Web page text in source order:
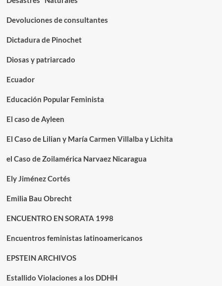
Devoluciones de consultantes
Dictadura de Pinochet
Diosas y patriarcado
Ecuador
Educación Popular Feminista
El caso de Ayleen
El Caso de Lilian y María Carmen Villalba y Lichita
el Caso de Zoilamérica Narvaez Nicaragua
Ely Jiménez Cortés
Emilia Bau Obrecht
ENCUENTRO EN SORATA 1998
Encuentros feministas latinoamericanos
EPSTEIN ARCHIVOS
Estallido Violaciones a los DDHH